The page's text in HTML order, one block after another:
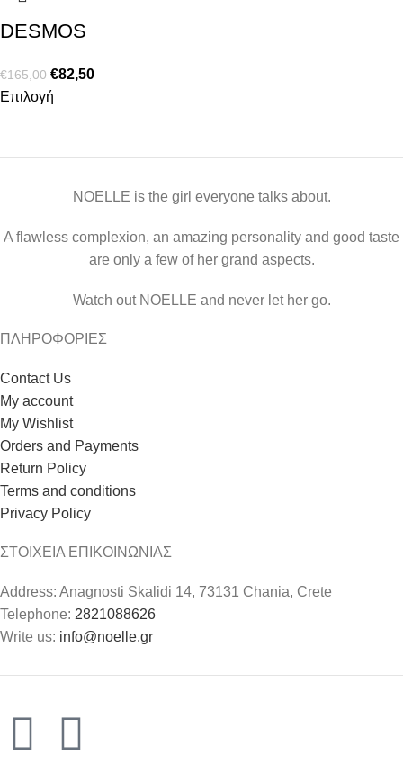
DESMOS
€165,00 €82,50
Επιλογή
NOELLE is the girl everyone talks about.
A flawless complexion, an amazing personality and good taste
are only a few of her grand aspects.
Watch out NOELLE and never let her go.
ΠΛΗΡΟΦΟΡΙΕΣ
Contact Us
My account
My Wishlist
Orders and Payments
Return Policy
Terms and conditions
Privacy Policy
ΣΤΟΙΧΕΙΑ ΕΠΙΚΟΙΝΩΝΙΑΣ
Address: Anagnosti Skalidi 14, 73131 Chania, Crete
Telephone: 2821088626
Write us: info@noelle.gr